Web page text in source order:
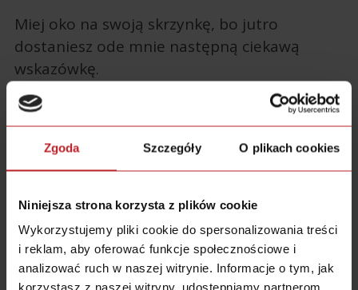
Zgoda Szczegóły O plikach cookies
Niniejsza strona korzysta z plików cookie
Wykorzystujemy pliki cookie do spersonalizowania treści
i reklam, aby oferować funkcje społecznościowe i
analizować ruch w naszej witrynie. Informacje o tym, jak
korzystasz z naszej witryny, udostępniamy partnerom
Miej oko na swoją skrzynkę, bo jutro
dostaniesz ode mnie następną ciekawą
wskazówkę.
==
WIADOMOŚĆ 2: Ty masz
smartfon, czy on ma Ciebie?
Cześć,
Zgodnie z obietnicą przesyłam kolejną porcję
wskazówek, które sprawią, że Twoja